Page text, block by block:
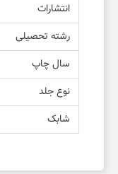
انتشارات
رشته تحصیلی
سال چاپ
نوع جلد
شابک